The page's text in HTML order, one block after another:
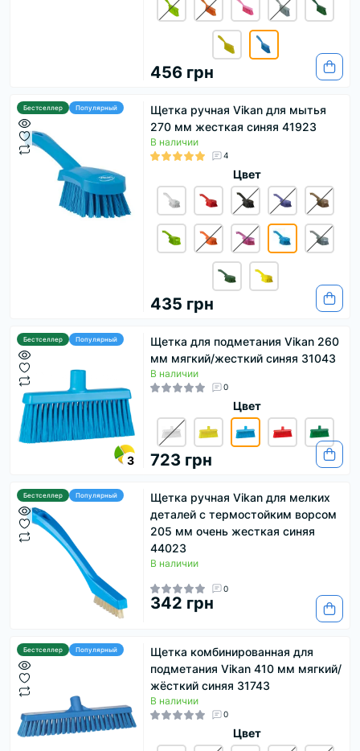
456 грн
Бестселлер Популярный
Щетка ручная Vikan для мытья
270 мм жесткая синяя 41923
В наличии
4
Цвет
435 грн
Бестселлер Популярный
3
Щетка для подметания Vikan 260
мм мягкий/жесткий синяя 31043
В наличии
0
Цвет
723 грн
Бестселлер Популярный
Щетка ручная Vikan для мелких
деталей с термостойким ворсом
205 мм очень жесткая синяя
44023
В наличии
0
342 грн
Бестселлер Популярный
Щетка комбинированная для
подметания Vikan 410 мм мягкий/
жёсткий синяя 31743
В наличии
0
Цвет